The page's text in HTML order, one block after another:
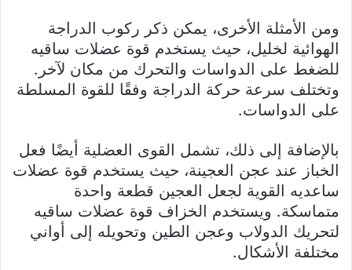
ومن الأمثلة الأخرى، يمكن ذكر ركوب الدراجة
الهوائية لخليل، حيث يستخدم قوة عضلات ساقيه
للضغط على الدواسات والتحرك من مكان لآخر.
وتختلف سرعة حركة الدراجة وفقًا للقوة المسلطة
على الدواسات.
بالإضافة إلى ذلك، تشمل القوى العضلية أيضًا فعل
الخباز عند عجن العجينة، حيث يستخدم قوة عضلات
ساعديه القوية لجعل العجين قطعة واحدة
متماسكة. ويستخدم الخزاف قوة عضلات ساقيه
لتحريك الدولاب وعجن الطين وتحويله إلى أواني
مختلفة الأشكال.